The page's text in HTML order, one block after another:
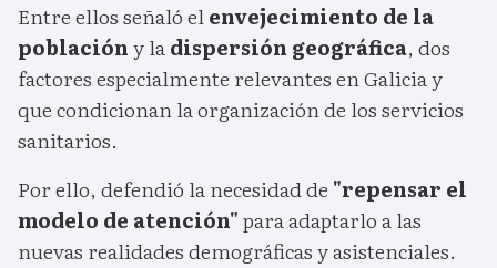
Entre ellos señaló elenvejecimiento de la
poblacióny ladispersión geográfica, dos
factores especialmente relevantes en Galicia y
que condicionan la organización de los servicios
sanitarios.
Por ello, defendió la necesidad de "repensar el
modelo de atención"para adaptarlo a las
nuevas realidades demográficas y asistenciales.